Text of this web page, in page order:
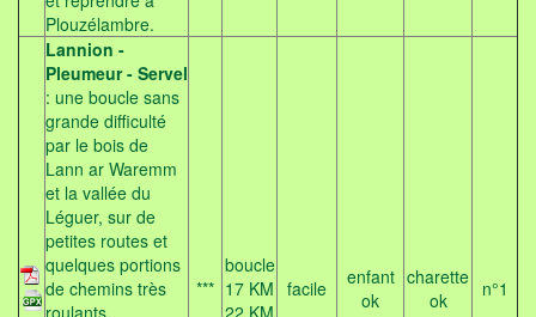
Plouzélambre.
Lannion -
Pleumeur - Servel
: une boucle sans
grande difficulté
par le bois de
Lann ar Waremm
et la vallée du
Léguer, sur de
petites routes et
quelques portions
de chemins très
***
boucle
17 KM facile
enfant
ok
charette
ok
n°1